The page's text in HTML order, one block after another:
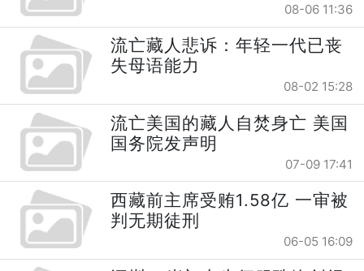
08-06 11:36
流亡藏人悲诉：年轻一代已丧
失母语能力
08-02 15:28
流亡美国的藏人自焚身亡 美国
国务院发声明
07-09 17:41
西藏前主席受贿1.58亿 一审被
判无期徒刑
06-05 16:09